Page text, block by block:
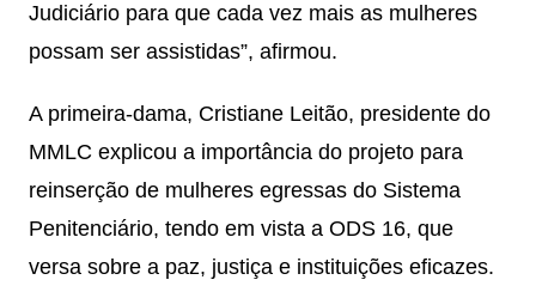
Judiciário para que cada vez mais as mulheres
possam ser assistidas”, afirmou.
A primeira-dama, Cristiane Leitão, presidente do
MMLC explicou a importância do projeto para
reinserção de mulheres egressas do Sistema
Penitenciário, tendo em vista a ODS 16, que
versa sobre a paz, justiça e instituições eficazes.